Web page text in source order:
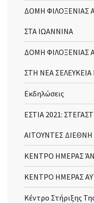
ΔΟΜΗ ΦΙΛΟΞΕΝΙΑΣ
ΣΤΑ ΙΩΑΝΝΙΝΑ
ΔΟΜΗ ΦΙΛΟΞΕΝΙΑΣ
ΣΤΗ ΝΕΑ
Εκδηλώσεις
ΕΣΤΙΑ 2021:
ΑΙΤΟΥΝΤΕΣ
ΚΕΝΤΡΟ ΗΜΕΡΑΣ
ΚΕΝΤΡΟ ΗΜΕΡΑΣ
Κέντρο Στήριξης